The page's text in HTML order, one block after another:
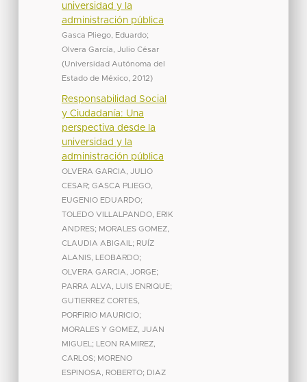
universidad y la
administración pública
Gasca Pliego, Eduardo;
Olvera García, Julio César
(Universidad Autónoma del
Estado de México, 2012)
Responsabilidad Social
y Ciudadanía: Una
perspectiva desde la
universidad y la
administración pública
OLVERA GARCIA, JULIO
CESAR; GASCA PLIEGO,
EUGENIO EDUARDO;
TOLEDO VILLALPANDO, ERIK
ANDRES; MORALES GOMEZ,
CLAUDIA ABIGAIL ; RUÍZ
ALANIS, LEOBARDO;
OLVERA GARCIA, JORGE;
PARRA ALVA, LUIS ENRIQUE;
GUTIERREZ CORTES,
PORFIRIO MAURICIO;
MORALES Y GOMEZ, JUAN
MIGUEL ;
LEON RAMIREZ,
CARLOS; MORENO
ESPINOSA, ROBERTO; DIAZ